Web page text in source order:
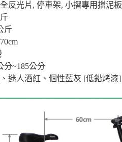
反光片, 停車架, 小摺專用擋泥板
斤
分~185公分
迷人酒紅、個性藍灰 [低鉛烤漆]